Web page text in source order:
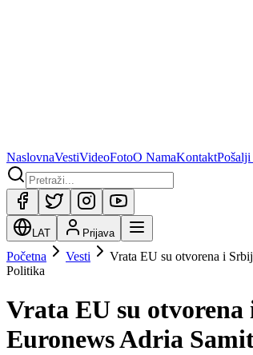
NaslovnaVestiVideoFotoO NamaKontaktPošalji
LAT Prijava
Početna Vesti
Vrata EU su otvorena i
Politika
Vrata EU su
Euronews Adria